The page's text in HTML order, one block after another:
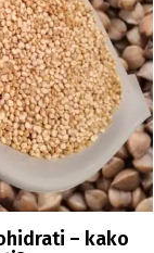
– kako